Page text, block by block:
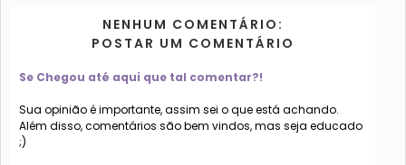
NENHUM COMENTÁRIO:
POSTAR UM COMENTÁRIO
Se Chegou até aqui que tal comentar?!
Sua opinião é importante, assim sei o que está achando.
Além disso, comentários são bem vindos, mas seja educado
;)